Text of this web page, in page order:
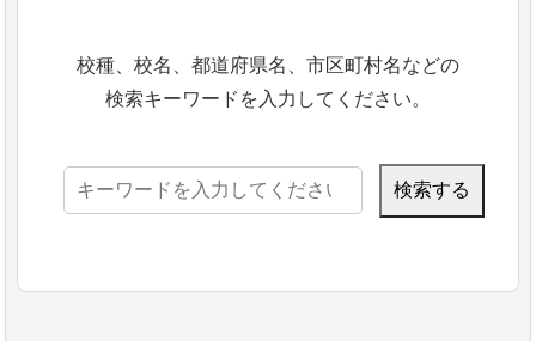
校種、校名、都道府県名、市区町村名などの
検索キーワードを入力してください。
検